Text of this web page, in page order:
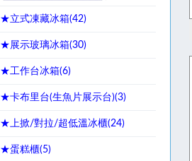
★立式凍藏冰箱(42)
★展示玻璃冰箱(30)
★工作台冰箱(6)
★卡布里台(生魚片展示台)(3)
★上掀/對拉/超低溫冰櫃(24)
★蛋糕櫃(5)